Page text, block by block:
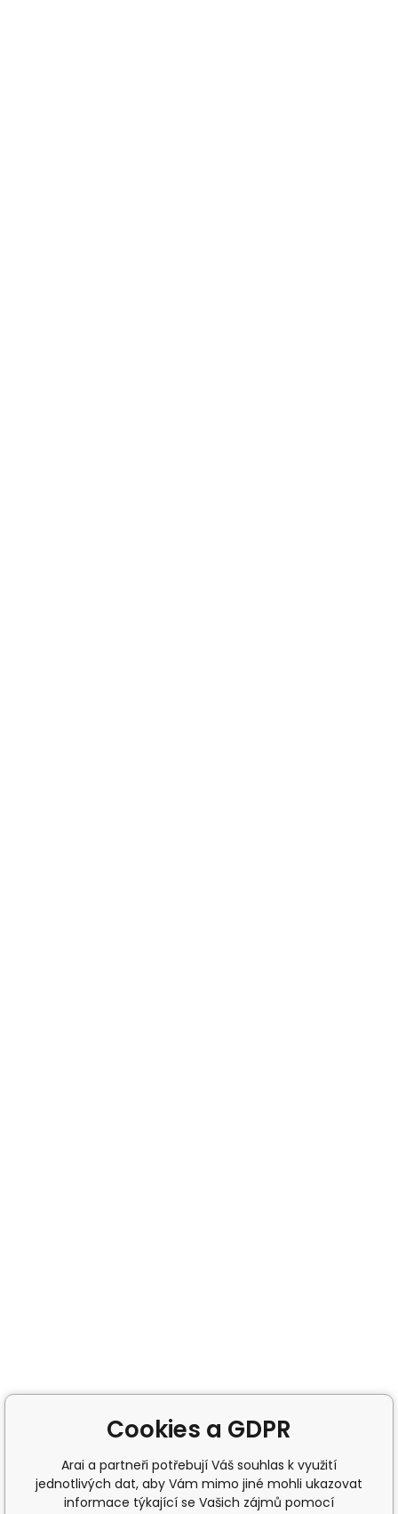
Cookies a GDPR
Arai a partneři potřebují Váš souhlas k využití
jednotlivých dat, aby Vám mimo jiné mohli ukazovat
informace týkající se Vašich zájmů pomocí